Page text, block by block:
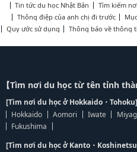
Tin tức du học Nhật Bản Tìm kiếm
Thông điệp của anh chị đi trước
Quy ước sử dụng
Thông báo về thông
【Tìm nơi du học từ tên tỉnh
[Tìm nơi du học ở Hokkaido・Tohoku]
Hokkaido
Aomori Iwate
Fukushima
[Tìm nơi du học ở Kanto・